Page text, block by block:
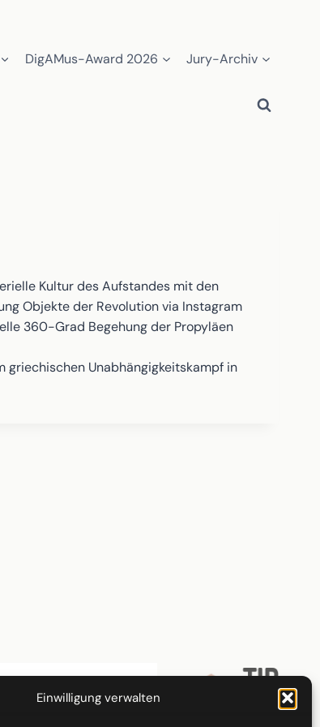
Einwilligung verwalten
DigAMus-Award 2026 Jury-Archiv
Kultur des Aufstandes mit den
Objekte der Revolution via Instagram
360-Grad Begehung der Propyläen
Unabhängigkeitskampf in